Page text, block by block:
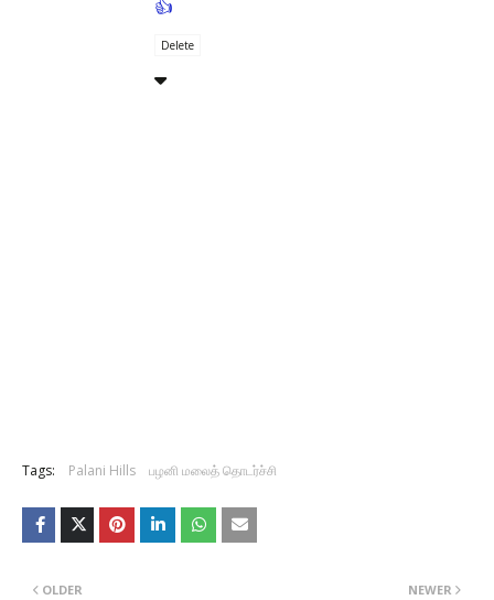
👍
Delete
Tags: Palani Hills பழனி மலைத் தொடர்ச்சி
NEWER
OLDER